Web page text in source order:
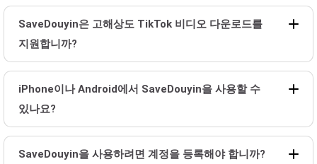
SaveDouyin은 고해상도 TikTok 비디오 다운로드를
지원합니까?
iPhone이나 Android에서 SaveDouyin을 사용할 수
있나요?
SaveDouyin을 사용하려면 계정을 등록해야 합니까?